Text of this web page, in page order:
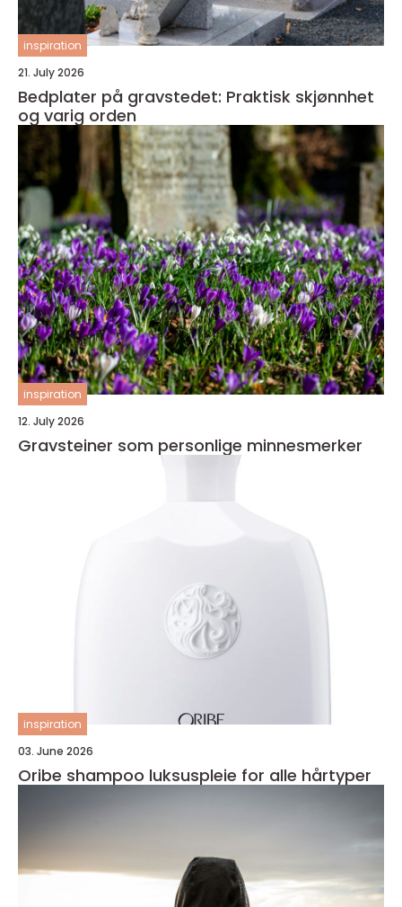
inspiration
21. July 2026
Bedplater på gravstedet: Praktisk skjønnhet
og varig orden
inspiration
12. July 2026
Gravsteiner som personlige minnesmerker
inspiration
03. June 2026
Oribe shampoo luksuspleie for alle hårtyper